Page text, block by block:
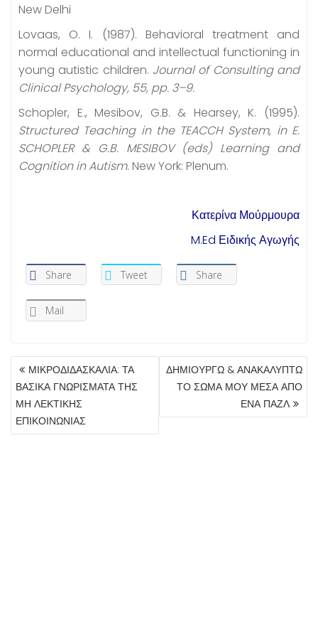
New Delhi
Lovaas, O. I. (1987). Behavioral treatment and
normal educational and intellectual functioning in
young autistic children. Journal of Consulting and
Clinical Psychology, 55, pp. 3–9.
Schopler, E., Mesibov, G.B. & Hearsey, K. (1995).
Structured Teaching in the TEACCH System, in E.
SCHOPLER & G.B. MESIBOV (eds) Learning and
Cognition in Autism.New York: Plenum.
Κατερίνα Μούρμουρα
M.Ed Ειδικής Αγωγής
Share Tweet Share
Mail
ΠΛΟΉΓΗΣΗ
ΆΡΘΡΩΝ
ΜΙΚΡΟΔΙΔΑΣΚΑΛΙΑ: ΤΑ
ΒΑΣΙΚΑ ΓΝΩΡΙΣΜΑΤΑ ΤΗΣ
ΜΗ ΛΕΚΤΙΚΗΣ
ΕΠΙΚΟΙΝΩΝΙΑΣ
ΔΗΜΙΟΥΡΓΩ & ΑΝΑΚΑΛΥΠΤΩ
ΤΟ ΣΩΜΑ ΜΟΥ ΜΕΣΑ ΑΠΟ
ΕΝΑ ΠΑΖΛ